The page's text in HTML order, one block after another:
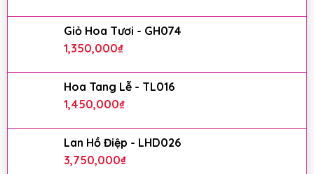
Giỏ Hoa Tươi - GH074
1,350,000₫
Hoa Tang Lễ - TL016
1,450,000₫
Lan Hồ Điệp - LHD026
3,750,000₫